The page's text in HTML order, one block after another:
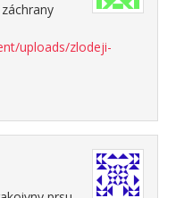
uploads/zlodeji-